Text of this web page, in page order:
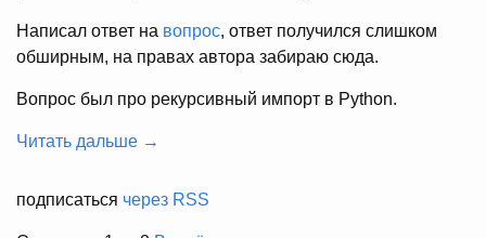
Написал ответ на вопрос, ответ получился слишком
обширным, на правах автора забираю сюда.
Вопрос был про рекурсивный импорт в Python.
Читать дальше →
подписаться через RSS